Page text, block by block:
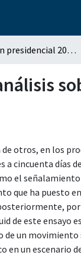
La elección presidencial 2012 : un análisis sobre la participación de los jóvenes mexicanos
de otros, en los
a cincuenta días
el
que ha puesto
por
de este ensayo
de un
en un escenario